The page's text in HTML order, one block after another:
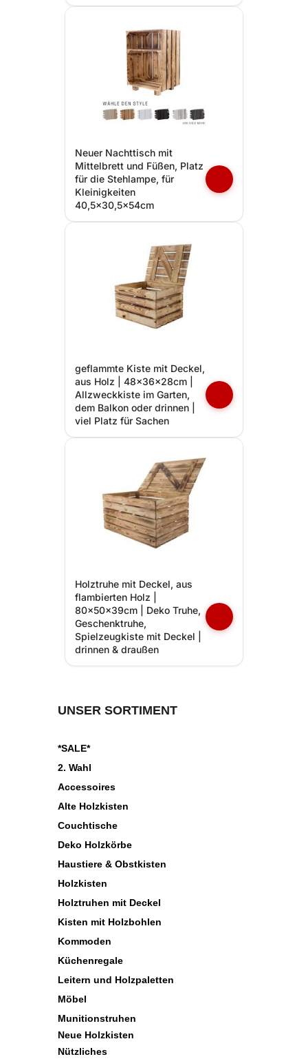
Neuer Nachttisch mit
Mittelbrett und Füßen, Platz
für die Stehlampe, für
Kleinigkeiten
40,5x30,5x54cm
geflammte Kiste mit Deckel,
aus Holz | 48x36x28cm |
Allzweckkiste im Garten,
dem Balkon oder drinnen |
viel Platz für Sachen
Holztruhe mit Deckel, aus
flambierten Holz |
80x50x39cm | Deko Truhe,
Geschenktruhe,
Spielzeugkiste mit Deckel |
drinnen & draußen
UNSER SORTIMENT
*SALE*
2. Wahl
Accessoires
Alte Holzkisten
Couchtische
Deko Holzkörbe
Haustiere & Obstkisten
Holzkisten
Holztruhen mit Deckel
Kisten mit Holzbohlen
Kommoden
Küchenregale
Leitern und Holzpaletten
Möbel
Munitionstruhen
Neue Holzkisten
Nützliches